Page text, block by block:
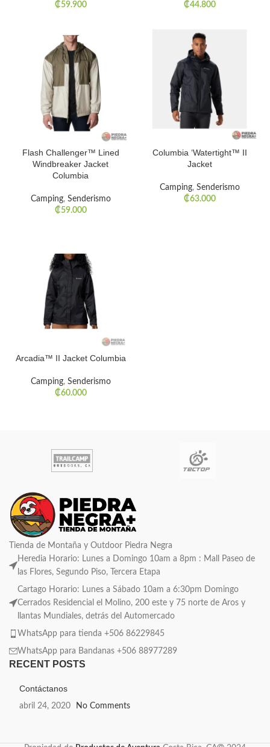
₡59.900
₡44.800
Flash Challenger™ Lined
Windbreaker Jacket
Columbia
Camping, Senderismo
₡59.000
Columbia ‘Watertight™ II
Jacket
Camping, Senderismo
₡63.000
Arcadia™ II Jacket Columbia
Camping, Senderismo
₡60.000
Tienda de Montaña y Outdoor Piedra Negra
Heredia Horario: Lunes a Domingo 10am a 8pm : Mall Paseo de
las Flores, Segundo Piso, Tercera Etapa
Cartago Horario: Lunes a Sábado 10am a 6:30pm Domingo
Cerrados Residencial el Molino, 200 este y 75 norte de Aros y
llantas Mundiales, detrás del Automercado
WhatsApp para tienda +506 86229845
WhatsApp para Bandanas +506 88977289
RECENT POSTS
Contáctanos
abril 24, 2020 No Comments